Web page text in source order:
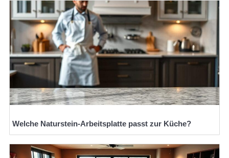
Welche Naturstein-Arbeitsplatte passt zur Küche?